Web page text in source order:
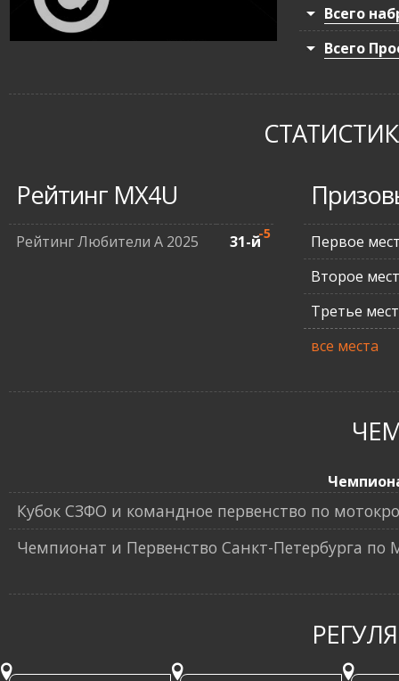
Всего
Всего
Рейтинг MX4U
Рейтинг Любители А 2025 31-й-5
Первое
Второе
Третье
все места
Кубок СЗФО и командное первенство по
Чемпионат и Первенство Санкт-Петербурга